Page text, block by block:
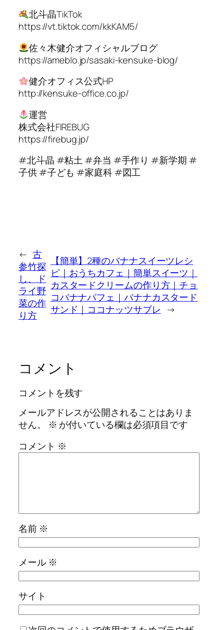
北斗晶TikTok
https://vt.tiktok.com/kkKAM5/
佐々木健介オフィシャルブログ
https://ameblo.jp/sasaki-kensuke-blog/
健介オフィス公式HP
http://kensuke-office.co.jp/
運営
株式会社FIREBUG
https://firebug.jp/
#北斗晶 #粘土 #弁当 #手作り #新学期 #
子供 #子ども #家庭科 #図工
← 古
参竹探
し、ド
ライ野
菜の作
り方
【簡単】2種のバナナスイーツレシ
ピ｜おうちカフェ｜簡単スイーツ｜
カスタードクリームの作り方｜チョ
コバナナパフェ｜バナナカスタード
サンド｜ココナッツサブレ →
コメント
コメントを残す
メールアドレスが公開されることはありま
せん。
※ が付いている欄は必須項目です
コメント ※
名前 ※
メール ※
サイト